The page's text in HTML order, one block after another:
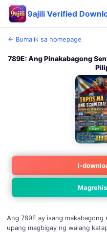
← Bumalik sa homepage
789E: Ang Pinakabagong
I-
Ang 789E ay isang
upang magbigay ng walang